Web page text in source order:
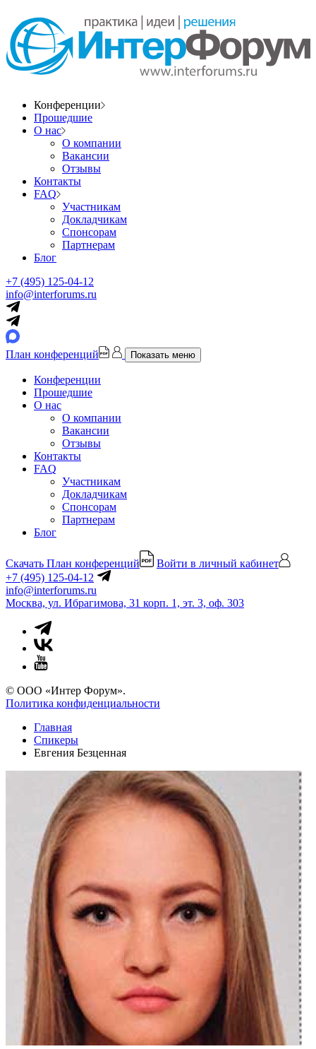
Конференции
Прошедшие
О нас
О компании
Вакансии
Отзывы
Контакты
FAQ
Участникам
Докладчикам
Спонсорам
Партнерам
Блог
+7 (495) 125-04-12
info@interforums.ru
План конференций Показать меню
Конференции
Прошедшие
О нас
О компании
Вакансии
Отзывы
Контакты
FAQ
Участникам
Докладчикам
Спонсорам
Партнерам
Блог
Скачать План конференций
Войти в личный кабинет
+7 (495) 125-04-12
info@interforums.ru
Москва, ул. Ибрагимова, 31 корп. 1, эт. 3, оф. 303
© ООО «Интер Форум».
Политика конфиденциальности
Главная
Спикеры
Евгения Безценная